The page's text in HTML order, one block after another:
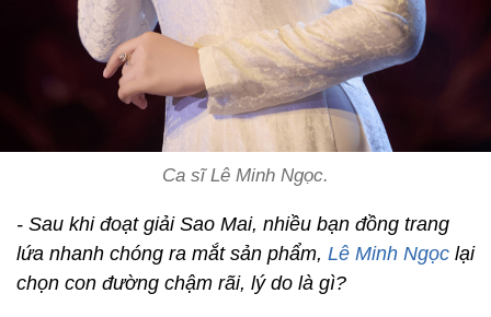
Ca sĩ Lê Minh Ngọc.
- Sau khi đoạt giải Sao Mai, nhiều bạn đồng trang
lứa nhanh chóng ra mắt sản phẩm, Lê Minh Ngọc lại
chọn con đường chậm rãi, lý do là gì?